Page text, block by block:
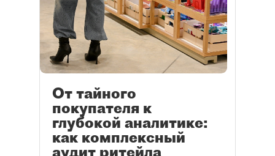
От тайного
покупателя к
глубокой аналитике:
как комплексный
аудит ритейла